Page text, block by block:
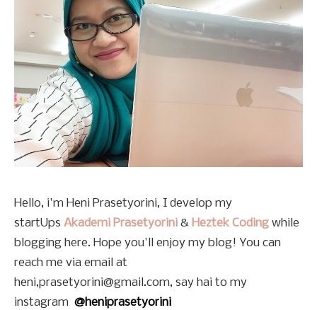
Hello, i'm Heni Prasetyorini, I develop my
startUps Akademi Prasetyorini & Heztek Coding while
blogging here. Hope you'll enjoy my blog! You can
reach me via email at
heni,prasetyorini@gmail.com, say hai to my
instagram @heniprasetyorini